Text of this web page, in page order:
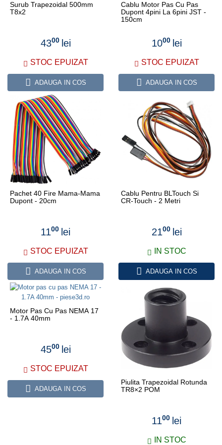
Surub Trapezoidal 500mm
T8x2
4300 lei
STOC EPUIZAT
ADAUGA IN COS
Cablu Motor Pas Cu Pas
Dupont 4pini La 6pini JST -
150cm
1000 lei
STOC EPUIZAT
ADAUGA IN COS
Pachet 40 Fire Mama-Mama
Dupont - 20cm
1100 lei
STOC EPUIZAT
ADAUGA IN COS
Cablu Pentru BLTouch Si
CR-Touch - 2 Metri
2100 lei
IN STOC
ADAUGA IN COS
Motor Pas Cu Pas NEMA 17
- 1.7A 40mm
4500 lei
STOC EPUIZAT
ADAUGA IN COS
Piulita Trapezoidal Rotunda
TR8×2 POM
1100 lei
IN STOC